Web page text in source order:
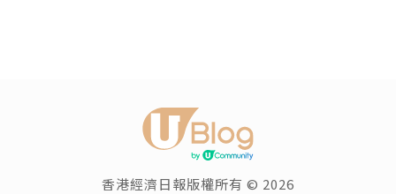
香港經濟日報版權所有 © 2026